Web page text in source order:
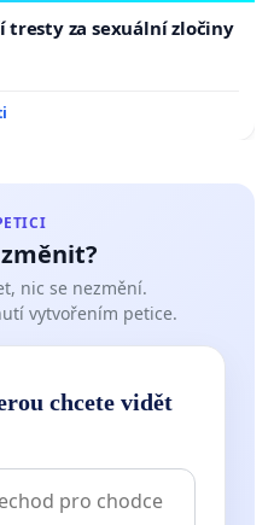
tresty za sexuální zločiny
nic se nezmění.
vytvořením petice.
chcete vidět